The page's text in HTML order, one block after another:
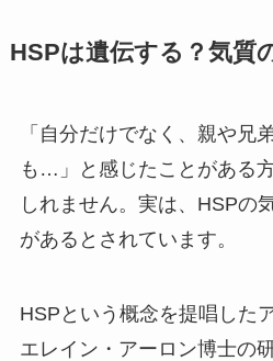
HSPは遺伝する？気質
「自分だけでなく、親や兄
も…」と感じたことがある
しれません。実は、HSPの
があるとされています。
HSPという概念を提唱した
エレイン・アーロン博士の